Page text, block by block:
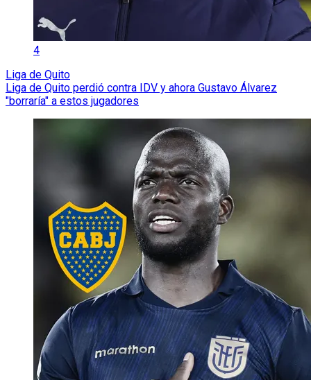
4
Liga de Quito
Liga de Quito perdió contra IDV y ahora Gustavo Álvarez
"borraría" a estos jugadores